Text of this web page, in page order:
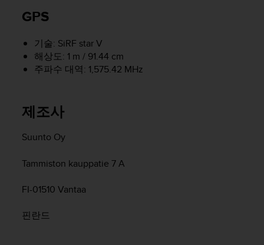
GPS
기술: SiRF star V
해상도: 1 m / 91.44 cm
주파수 대역: 1,575.42 MHz
제조사
Suunto Oy
Tammiston kauppatie 7 A
FI-01510 Vantaa
핀란드